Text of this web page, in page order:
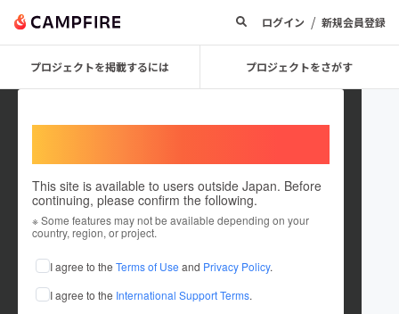
ログイン / 新規会員登録
プロジェクトを掲載するには プロジェクトをさがす
This site is available to users outside Japan. Before
continuing, please confirm the following.
※ Some features may not be available depending on your
country, region, or project.
I agree to the Terms of Use and Privacy Policy.
I agree to the International Support Terms.
gettou
これまでに3回支援して1件のプロジェクトを投稿しています
在住国：日本 現在地：東京都